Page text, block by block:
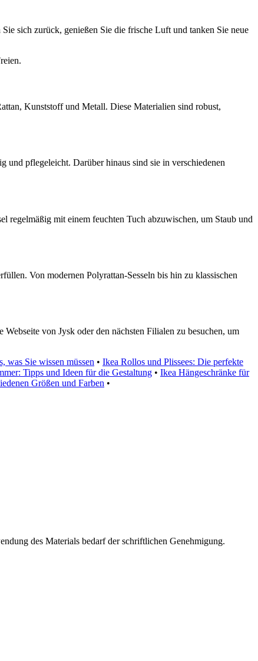
sich zurück, genießen Sie die frische Luft und tanken Sie neue
Kunststoff und Metall. Diese Materialien sind robust,
und pflegeleicht. Darüber hinaus sind sie in verschiedenen
regelmäßig mit einem feuchten Tuch abzuwischen, um Staub und
Von modernen Polyrattan-Sesseln bis hin zu klassischen
von Jysk oder den nächsten Filialen zu besuchen, um
was Sie wissen müssen • Ikea Rollos und Plissees: Die perfekte
Tipps und Ideen für die Gestaltung • Ikea Hängeschränke für
Größen und Farben •
des Materials bedarf der schriftlichen Genehmigung.